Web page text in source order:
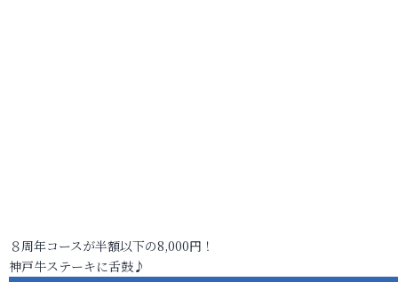
８周年コースが半額以下の8,000円！
神戸牛ステーキに舌鼓♪